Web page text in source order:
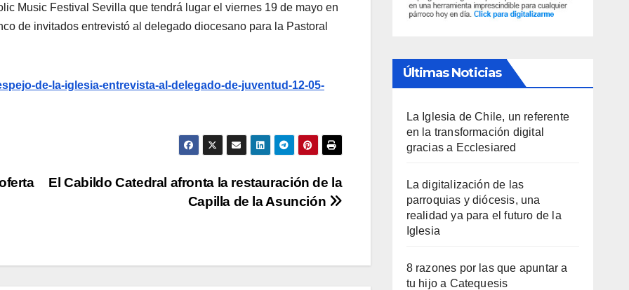
Music Festival Sevilla que tendrá lugar el viernes 19 de mayo en
de invitados entrevistó al delegado diocesano para la Pastoral
de-la-iglesia-entrevista-al-delegado-de-juventud-12-05-
El Cabildo Catedral afronta la restauración de la
Capilla de la Asunción
Últimas Noticias
La Iglesia de Chile, un referente
en la transformación digital
gracias a Ecclesiared
La digitalización de las
parroquias y diócesis, una
realidad ya para el futuro de la
Iglesia
8 razones por las que apuntar a
tu hijo a Catequesis